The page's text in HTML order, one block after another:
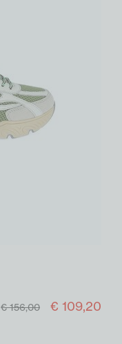
€ 156,00 € 109,20